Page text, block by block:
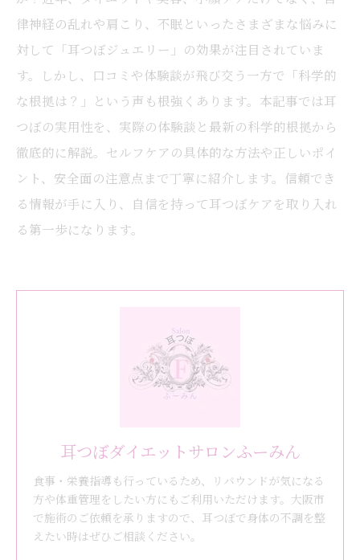
律神経の乱れや肩こり、不眠といったさまざまな悩みに
対して「耳つぼジュエリー」の効果が注目されていま
す。しかし、口コミや体験談が飛び交う一方で「科学的
な根拠は？」という声も根強くあります。本記事では耳
つぼの実用性を、実際の体験談と最新の科学的根拠から
徹底的に解説。セルフケアの具体的な方法や正しいポイ
ント、安全面の注意点まで丁寧に紹介します。信頼でき
る情報が手に入り、自信を持って耳つぼケアを取り入れ
る第一歩になります。
耳つぼダイエットサロンふーみん
食事・栄養指導も行っているため、リバウンドが気になる
方や体重管理をしたい方にもご利用いただけます。大阪市
で施術のご依頼を承りますので、耳つぼで身体の不調を整
えたい時はぜひご相談ください。